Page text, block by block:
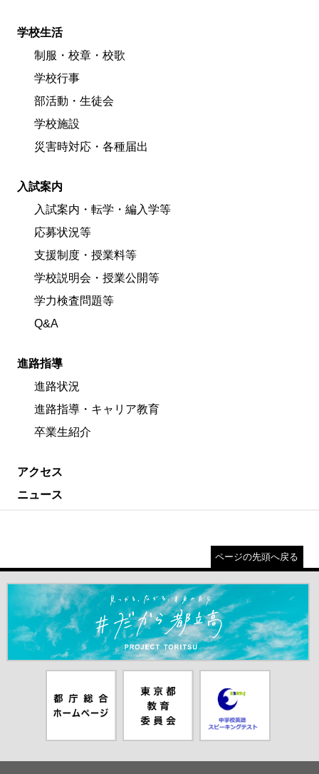
学校生活
制服・校章・校歌
学校行事
部活動・生徒会
学校施設
災害時対応・各種届出
入試案内
入試案内・転学・編入学等
応募状況等
支援制度・授業料等
学校説明会・授業公開等
学力検査問題等
Q&A
進路指導
進路状況
進路指導・キャリア教育
卒業生紹介
アクセス
ニュース
ページの先頭へ戻る
＃だから都立高（別ウインドウが開きます）
ムページ（別
ウインドウが
員会（別ウイ
ンドウが開き
ピーキングテ
スト（別ウイ
ンドウが開き